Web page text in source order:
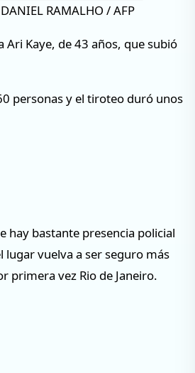
RAMALHO / AFP
Kaye, de 43 años, que subió
personas y el tiroteo duró unos
hay bastante presencia policial
lugar vuelva a ser seguro más
primera vez Rio de Janeiro.